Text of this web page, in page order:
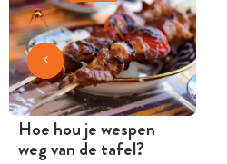
Hoe hou je wespen
weg van de tafel?